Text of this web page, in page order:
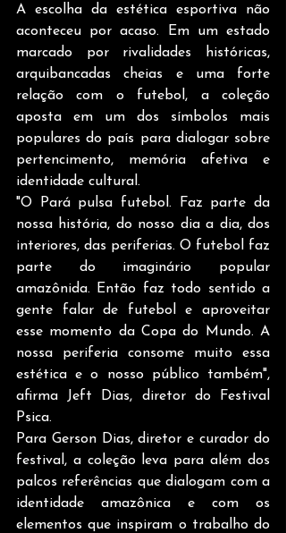
A escolha da estética esportiva não
aconteceu por acaso. Em um estado
marcado por rivalidades históricas,
arquibancadas cheias e uma forte
relação com o futebol, a coleção
aposta em um dos símbolos mais
populares do país para dialogar sobre
pertencimento, memória afetiva e
identidade cultural.
"O Pará pulsa futebol. Faz parte da
nossa história, do nosso dia a dia, dos
interiores, das periferias. O futebol faz
parte do imaginário popular
amazônida. Então faz todo sentido a
gente falar de futebol e aproveitar
esse momento da Copa do Mundo. A
nossa periferia consome muito essa
estética e o nosso público também",
afirma Jeft Dias, diretor do Festival
Psica.
Para Gerson Dias, diretor e curador do
festival, a coleção leva para além dos
palcos referências que dialogam com a
identidade amazônica e com os
elementos que inspiram o trabalho do